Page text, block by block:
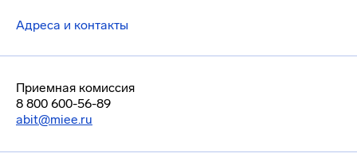
Адреса и контакты
Приемная комиссия
8 800 600-56-89
abit@miee.ru